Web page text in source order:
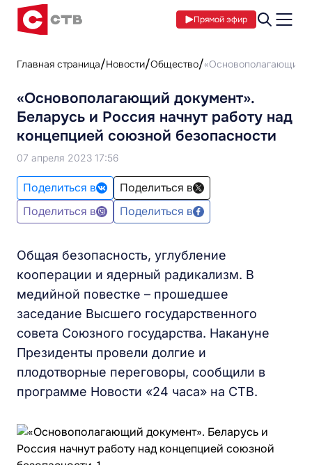
Прямой эфир
Главная страница Новости Общество «Основополагающий
«Основополагающий документ».
Беларусь и Россия начнут работу над
концепцией союзной безопасности
07 апреля 2023 17:56
Поделиться в
Поделиться в
Поделиться в
Поделиться в
Общая безопасность, углубление
кооперации и ядерный радикализм. В
медийной повестке – прошедшее
заседание Высшего государственного
совета Союзного государства. Накануне
Президенты провели долгие и
плодотворные переговоры, сообщили в
программе Новости «24 часа» на СТВ.